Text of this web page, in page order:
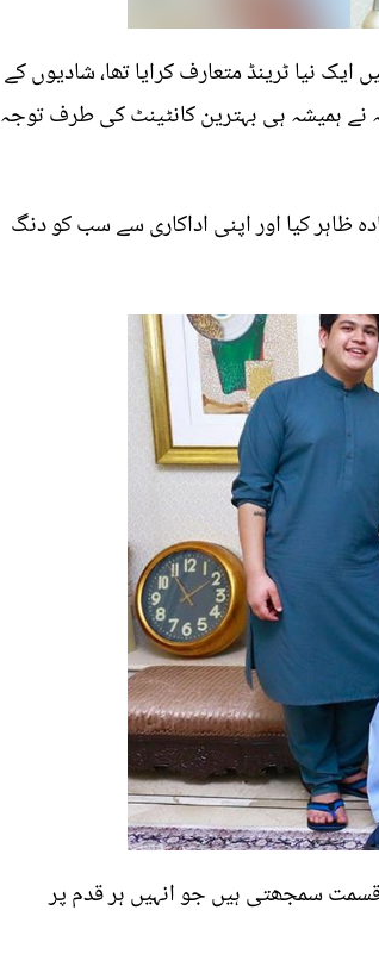
نیا ٹرینڈ متعارف کرایا تھا، شادیوں کے
ہمیشہ ہی بہترین کانٹینٹ کی طرف توجہ
ظاہر کیا اور اپنی اداکاری سے سب کو دنگ
سمجھتی ہیں جو انہیں ہر قدم پر